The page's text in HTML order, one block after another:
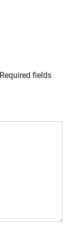
Required fields